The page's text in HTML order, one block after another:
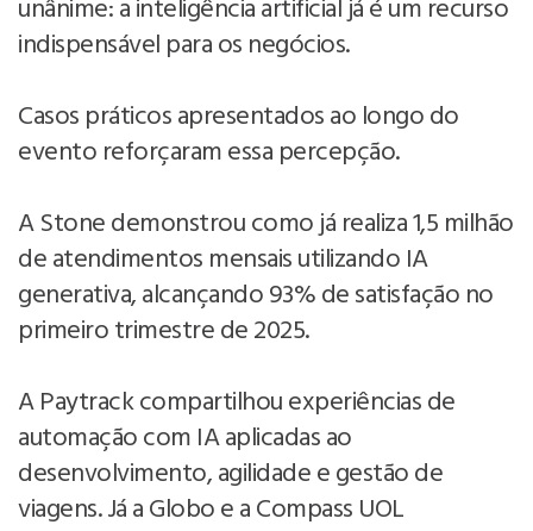
unânime: a inteligência artificial já é um recurso
indispensável para os negócios.
Casos práticos apresentados ao longo do
evento reforçaram essa percepção.
A Stone demonstrou como já realiza 1,5 milhão
de atendimentos mensais utilizando IA
generativa, alcançando 93% de satisfação no
primeiro trimestre de 2025.
A Paytrack compartilhou experiências de
automação com IA aplicadas ao
desenvolvimento, agilidade e gestão de
viagens. Já a Globo e a Compass UOL